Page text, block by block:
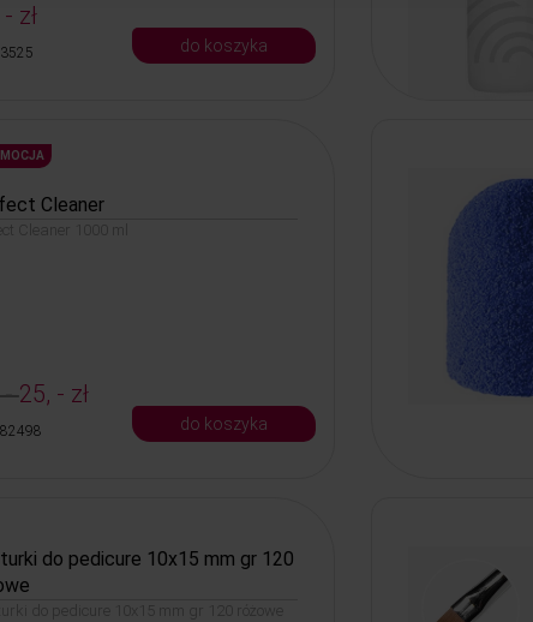
zł
do koszyka
Cleaner
Cleaner 1000 ml
-25, - zł
do koszyka
do pedicure 10x15 mm gr 120
do pedicure 10x15 mm gr 120 różowe